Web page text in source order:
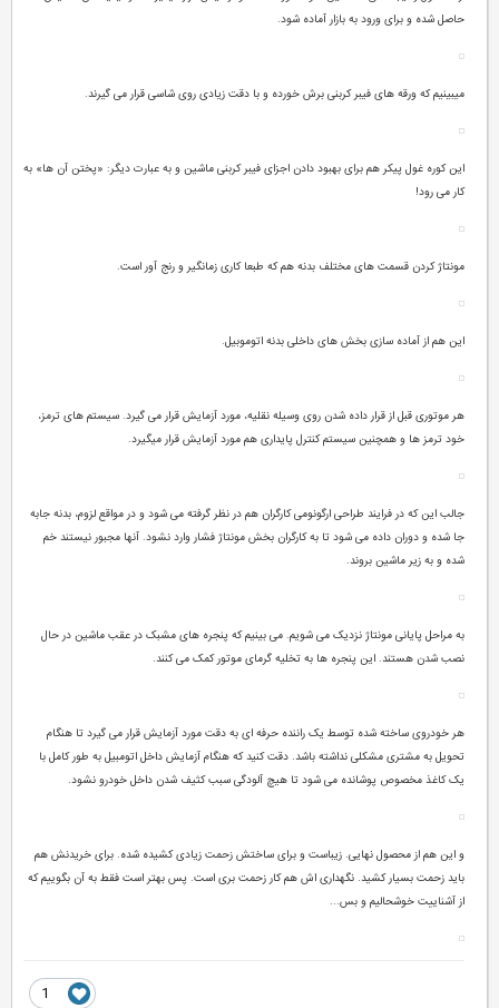
حاصل شده و برای ورود به بازار آماده شود.
میبینیم که ورقه های فیبر کربنی برش خورده و با دقت زیادی روی شاسی قرار می گیرند.
این کوره غول پیکر هم برای بهبود دادن اجزای فیبر کربنی ماشین و به عبارت دیگر: «پختن آن ها» به
کار می رود!
مونتاژ کردن قسمت های مختلف بدنه هم که طبعا کاری زمانگیر و رنج آور است.
این هم از آماده سازی بخش های داخلی بدنه اتوموبیل.
هر موتوری قبل از قرار داده شدن روی وسیله نقلیه، مورد آزمایش قرار می گیرد. سیستم های ترمز،
خود ترمز ها و همچنین سیستم کنترل پایداری هم مورد آزمایش قرار میگیرد.
جالب این که در فرایند طراحی ارگونومی کارگران هم در نظر گرفته می شود و در مواقع لزوم، بدنه جابه
جا شده و دوران داده می شود تا به کارگران بخش مونتاژ فشار وارد نشود. آنها مجبور نیستند خم
شده و به زیر ماشین بروند.
به مراحل پایانی مونتاژ نزدیک می شویم. می بینیم که پنجره های مشبک در عقب ماشین در حال
نصب شدن هستند. این پنجره ها به تخلیه گرمای موتور کمک می کنند.
هر خودروی ساخته شده توسط یک راننده حرفه ای به دقت مورد آزمایش قرار می گیرد تا هنگام
تحویل به مشتری مشکلی نداشته باشد. دقت کنید که هنگام آزمایش داخل اتومبیل به طور کامل با
یک کاغذ مخصوص پوشانده می شود تا هیچ آلودگی سبب کثیف شدن داخل خودرو نشود.
و این هم از محصول نهایی. زیباست و برای ساختش زحمت زیادی کشیده شده. برای خریدنش هم
باید زحمت بسیار کشید. نگهداری اش هم کار زحمت بری است. پس بهتر است فقط به آن بگوییم که
از آشناییت خوشحالیم و بس...